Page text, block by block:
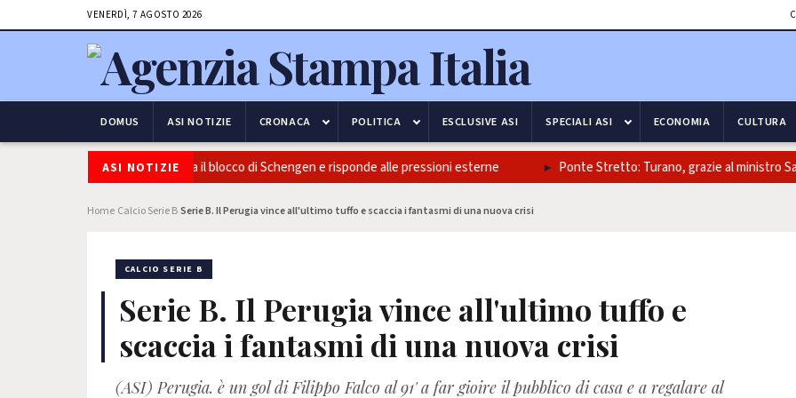
VENERDÌ, 7 AGOSTO 2026
DOMUS ASI NOTIZIE CRONACA POLITICA ESCLUSIVE ASI SPECIALI ASI ECONOMIA CULTURA
ASI NOTIZIE
frontiere: l’Italia conferma il blocco di Schengen e risponde alle pressioni esterne Ponte Stretto: Turano, grazie al ministro Salvini e
Home Calcio Serie BSerie B. Il Perugia vince all'ultimo tuffo e scaccia i fantasmi di una nuova crisi
CALCIO SERIE B
Serie B. Il Perugia vince all'ultimo tuffo e
scaccia i fantasmi di una nuova crisi
(ASI) Perugia. è un gol di Filippo Falco al 91' a far gioire il pubblico di casa e a regalare al